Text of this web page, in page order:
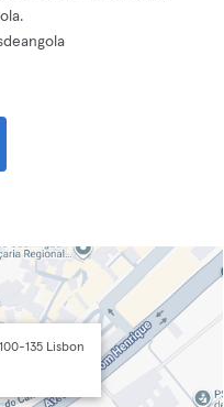
135 Lisbon